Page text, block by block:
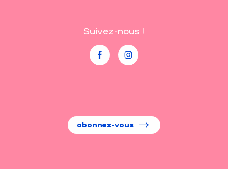
Suivez-nous !
abonnez-vous